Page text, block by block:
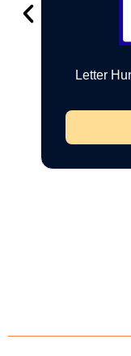
Letter